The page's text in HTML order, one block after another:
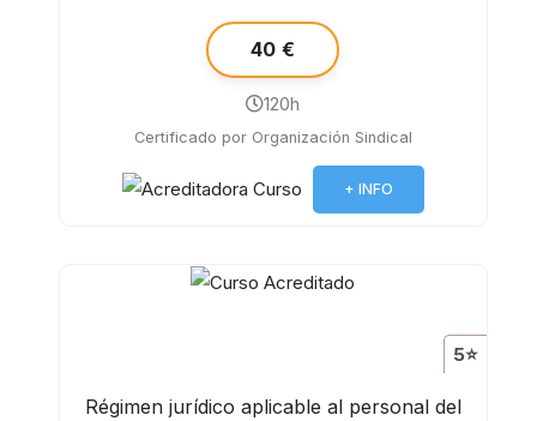
40 €
120h
Certificado por Organización Sindical
+ INFO
5⭐
Régimen jurídico aplicable al personal del